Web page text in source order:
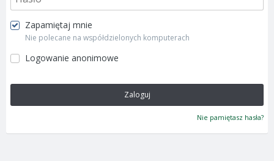
Zapamiętaj mnie
Nie polecane na współdzielonych komputerach
Logowanie anonimowe
Zaloguj
Nie pamiętasz hasła?